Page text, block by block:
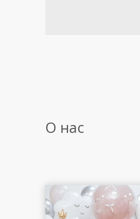
О нас